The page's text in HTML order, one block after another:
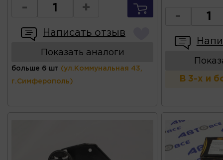
- +
Написать отзыв
Показать аналоги
больше 6 шт (ул.Коммунальная 43,
г.Симферополь)
-
В 3-х и